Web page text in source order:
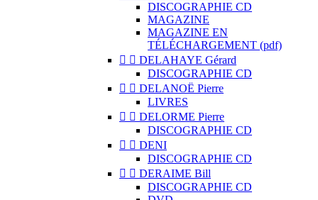
DISCOGRAPHIE CD
MAGAZINE
MAGAZINE EN
TÉLÉCHARGEMENT (pdf)
  DELAHAYE Gérard
DISCOGRAPHIE CD
  DELANOË Pierre
LIVRES
  DELORME Pierre
DISCOGRAPHIE CD
  DENI
DISCOGRAPHIE CD
  DERAIME Bill
DISCOGRAPHIE CD